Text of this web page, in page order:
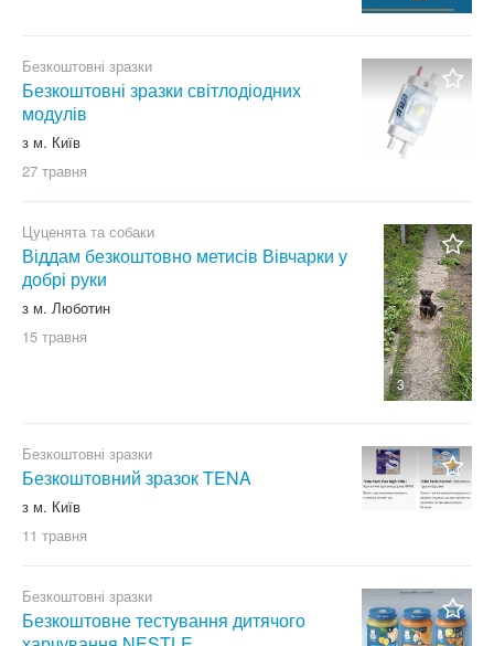
Безкоштовні зразки
Безкоштовні зразки світлодіодних
модулів
з м. Київ
27 травня
3
Цуценята та собаки
Віддам безкоштовно метисів Вівчарки у
добрі руки
з м. Люботин
15 травня
Безкоштовні зразки
Безкоштовний зразок TENA
з м. Київ
11 травня
Безкоштовні зразки
Безкоштовне тестування дитячого